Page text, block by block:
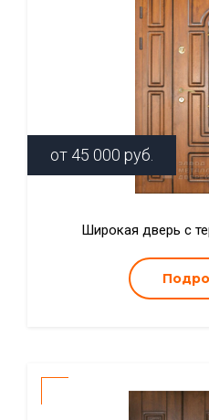
от 45 000 руб.
Широкая дверь с